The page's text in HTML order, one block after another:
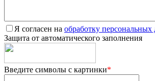
Я согласен на обработку
Защита от автоматического заполнения
Введите символы с картинки*